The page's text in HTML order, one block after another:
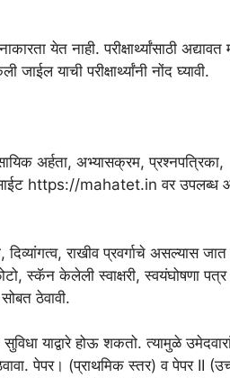
येत नाही. परीक्षार्थ्यांसाठी अद्यावत
याची परीक्षार्थ्यांनी नोंद घ्यावी.
अर्हता, अभ्यासक्रम, प्रश्नपत्रिका,
https://mahatet.in वर उपलब्ध
दिव्यांगत्व, राखीव प्रवर्गाचे असल्यास
स्कॅन केलेली स्वाक्षरी, स्वयंघोषणा
ठेवावी.
याद्वारे होऊ शकतो. त्यामुळे
पेपर। (प्राथमिक स्तर) व पेपर II